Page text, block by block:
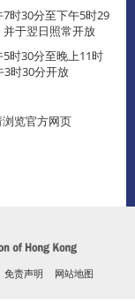
时30分至下午5时29
于翌日照常开放
时30分至晚上11时
3时30分开放
览官方网页
免责声明 网站地图